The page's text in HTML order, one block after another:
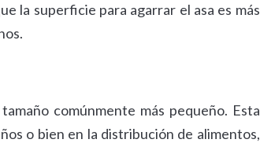
la superficie para agarrar el asa es más
comúnmente más pequeño. Esta
o bien en la distribución de alimentos,